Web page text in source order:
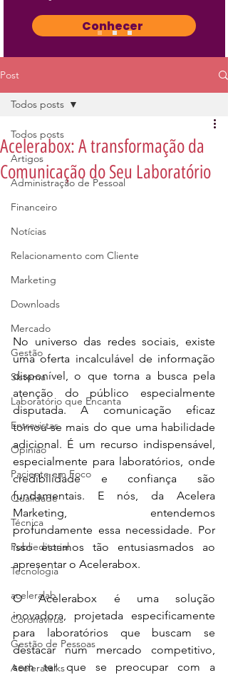
Conhecer
Post
Todos posts
Artigos
Administração de Pessoal
Financeiro
Notícias
Relacionamento com Cliente
Marketing
Downloads
Mercado
Gestão
Sistema
Laboratório que Encanta
Entrevistas
Opinião
Paciente em Foco
Qualidade
Técnica
Publieditorial
Tecnologia
aceleralab
Coronavírus
Gestão de Pessoas
Aceleratalks
Todos posts
Acelerabox: A transformação da
Comunicação do Seu Laboratório
No universo das redes sociais, existe
uma oferta incalculável de informação
disponível, o que torna a busca pela
atenção do público especialmente
disputada. A comunicação eficaz
tornou-se mais do que uma habilidade
adicional. É um recurso indispensável,
especialmente para laboratórios, onde
credibilidade e confiança são
fundamentais. E nós, da Acelera
Marketing, entendemos
profundamente essa necessidade. Por
isso estamos tão entusiasmados ao
apresentar o Acelerabox.
O Acelerabox é uma solução
inovadora, projetada especificamente
para laboratórios que buscam se
destacar num mercado competitivo,
sem ter que se preocupar com a